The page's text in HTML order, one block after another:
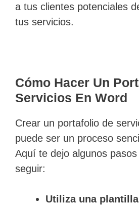
a tus clientes potenciales
tus servicios.
Cómo Hacer Un
Servicios En Word
Crear un portafolio de
puede ser un proceso
Aquí te dejo algunos
seguir:
Utiliza una